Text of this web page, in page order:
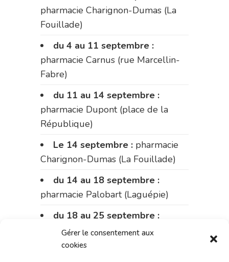
Gérer le consentement aux
cookies
pharmacie Charignon-Dumas (La
Fouillade)
du 4 au 11 septembre :
pharmacie Carnus (rue Marcellin-
Fabre)
du 11 au 14 septembre :
pharmacie Dupont (place de la
République)
Le 14 septembre : pharmacie
Charignon-Dumas (La Fouillade)
du 14 au 18 septembre :
pharmacie Palobart (Laguépie)
du 18 au 25 septembre :
pharmacie Fontanges
du 25 au 28 septembre :